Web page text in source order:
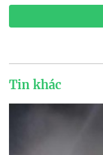
Tin khác